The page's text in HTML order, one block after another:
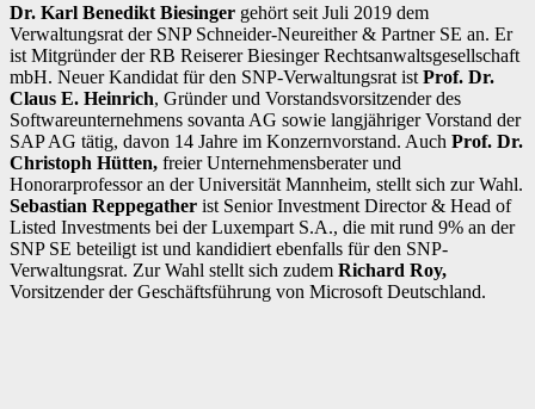
Dr. Karl Benedikt Biesinger gehört seit Juli 2019 dem
Verwaltungsrat der SNP Schneider-Neureither & Partner SE an. Er
ist Mitgründer der RB Reiserer Biesinger Rechtsanwaltsgesellschaft
mbH. Neuer Kandidat für den SNP-Verwaltungsrat ist Prof. Dr.
Claus E. Heinrich, Gründer und Vorstandsvorsitzender des
Softwareunternehmens sovanta AG sowie langjähriger Vorstand der
SAP AG tätig, davon 14 Jahre im Konzernvorstand. Auch Prof. Dr.
Christoph Hütten, freier Unternehmensberater und
Honorarprofessor an der Universität Mannheim, stellt sich zur Wahl.
Sebastian Reppegather ist Senior Investment Director & Head of
Listed Investments bei der Luxempart S.A., die mit rund 9% an der
SNP SE beteiligt ist und kandidiert ebenfalls für den SNP-
Verwaltungsrat. Zur Wahl stellt sich zudem Richard Roy,
Vorsitzender der Geschäftsführung von Microsoft Deutschland.